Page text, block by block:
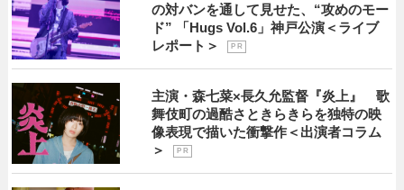
の対バンを通して見せた、“攻めのモー
ド” 「Hugs Vol.6」神戸公演＜ライブ
レポート＞
P R
主演・森七菜×長久允監督『炎上』 歌
舞伎町の過酷さときらきらを独特の映
像表現で描いた衝撃作＜出演者コラム
＞
P R